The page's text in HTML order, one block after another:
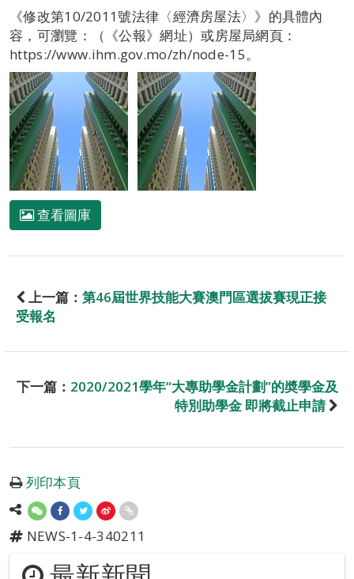
《修改第10/2011號法律〈經濟房屋法〉》的具體內
容，可瀏覽：（《公報》網址）或房屋局網頁：
https://www.ihm.gov.mo/zh/node-15。
查看圖庫
上一篇： 第46屆世界技能大賽澳門區選拔賽現正接
受報名
下一篇： 2020/2021學年“大專助學金計劃”的奬學金及
特別助學金 即將截止申請
列印本頁
NEWS-1-4-340211